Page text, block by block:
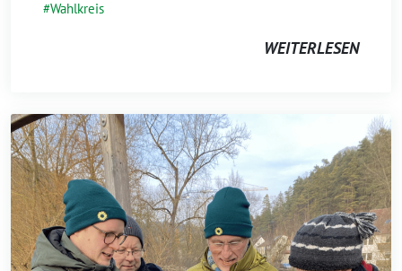
Wahlkreis
WEITERLESEN